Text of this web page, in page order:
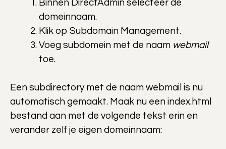
Binnen DirectAdmin selecteer de
domeinnaam.
Klik op Subdomain Management.
Voeg subdomein met de naam webmail
toe.
Een subdirectory met de naam webmail is nu
automatisch gemaakt. Maak nu een index.html
bestand aan met de volgende tekst erin en
verander zelf je eigen domeinnaam: